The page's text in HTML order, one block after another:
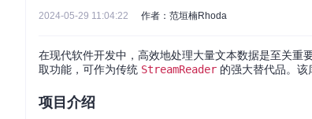
2024-05-29 11:04:22 作者：范垣楠Rhoda
在现代软件开发中，高效地处理大量文本数据是至关重要
取功能，可作为传统 StreamReader 的强大替代品。该
项目介绍